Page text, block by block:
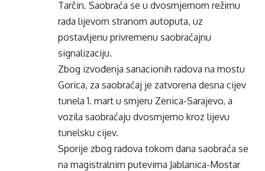
Tarčin. Saobraća se u dvosmjernom režimu
rada lijevom stranom autoputa, uz
postavljenu privremenu saobraćajnu
signalizaciju.
Zbog izvođenja sanacionih radova na mostu
Gorica, za saobraćaj je zatvorena desna cijev
tunela 1. mart u smjeru Zenica-Sarajevo, a
vozila saobraćaju dvosmjerno kroz lijevu
tunelsku cijev.
Sporije zbog radova tokom dana saobraća se
na magistralnim putevima Jablanica-Mostar